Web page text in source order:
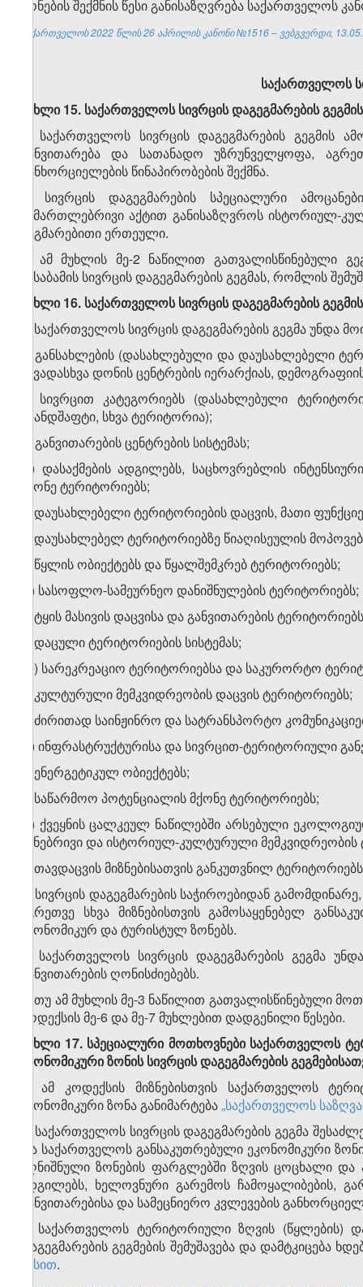
ქონების შექმნის წესი განისაზღვრება საქართველოს
საქართველოს 2022 წლის 26 აპრილის კანონი №1516 – ვებგვერდი,
საქართველოს
მუხლი 15. საქართველოს სივრცის დაგეგმარების
1. საქართველოს სივრცის დაგეგმარების გეგმის
განვითარება და სათანადო უზრუნველყოფა,
განხორციელების წინაპირობების შექმნა.
2. სივრცის დაგეგმარების სპეციალური
სამართლებრივი აქტით განისაზღვროს ისტორიულ-
გეგმარებითი ერთეული.
3. ამ მუხლის მე-2 ნაწილით გათვალისწინებული
შესაბამის სივრცის დაგეგმარების გეგმას, რომლის
მუხლი 16. საქართველოს სივრცის დაგეგმარების
1. საქართველოს სივრცის დაგეგმარების გეგმა უნდა
ა) განსახლების (დასახლებული და დაუსახლებელი
სხვადასხვა დონის ცენტრების იერარქიას,
ბ) სივრცით კატეგორიებს (დასახლებული
ლანდშაფტი, სხვა ტერიტორია);
გ) განვითარების ცენტრების სისტემას;
დ) დასაქმების ადგილებს, საცხოვრებლის
მქონე ტერიტორიებს;
ე) დაუსახლებელი ტერიტორიების დაცვის, მათი
ვ) დაუსახლებელ ტერიტორიებზე წიაღისეულის
ზ) წყლის ობიექტებს და წყალშემკრებ ტერიტორიებს;
თ) სასოფლო-სამეურნეო დანიშნულების ტერიტორიებს;
ი) ტყის მასივის დაცვისა და განვითარების
კ) დაცული ტერიტორიების სისტემას;
ლ) სარეკრეაციო ტერიტორიებსა და საკურორტო
მ) კულტურული მემკვიდრეობის დაცვის ტერიტორიებს;
ნ) ძირითად საინჟინრო და სატრანსპორტო
ო) ინფრასტრუქტურისა და სივრცით-ტერიტორიული
პ) ენერგეტიკულ ობიექტებს;
ჟ) საწარმოო პოტენციალის მქონე ტერიტორიებს;
რ) ქვეყნის ცალკეულ ნაწილებში არსებული
ბუნებრივი და ისტორიულ-კულტურული მემკვიდრეობის
ს) თავდაცვის მიზნებისათვის განკუთვნილ
2. სივრცის დაგეგმარების საჭიროებიდან
აგრეთვე სხვა მიზნებისთვის გამოსაყენებელ
ეკონომიკურ და ტურისტულ ზონებს.
3. საქართველოს სივრცის დაგეგმარების გეგმა
განვითარების ღონისძიებებს.
4. თუ ამ მუხლის მე-3 ნაწილით გათვალისწინებული
კოდექსის მე-6 და მე-7 მუხლებით დადგენილი წესები.
მუხლი 17. სპეციალური მოთხოვნები საქართველოს
ეკონომიკური ზონის სივრცის დაგეგმარების
1. ამ კოდექსის მიზნებისთვის საქართველოს
ეკონომიკური ზონა განიმარტება„საქართველოს
2. საქართველოს სივრცის დაგეგმარების გეგმა
და საქართველოს განსაკუთრებული ეკონომიკური
აღნიშნული ზონების ფარგლებში ზღვის ცოცხალი და
ადგილებს, ხელოვნური გარემოს ჩამოყალიბების,
განვითარებისა და სამეცნიერო კვლევების
3. საქართველოს ტერიტორიული ზღვის (წყლების)
დაგეგმარების გეგმების შემუშავება და დამტკიცება
წესით.